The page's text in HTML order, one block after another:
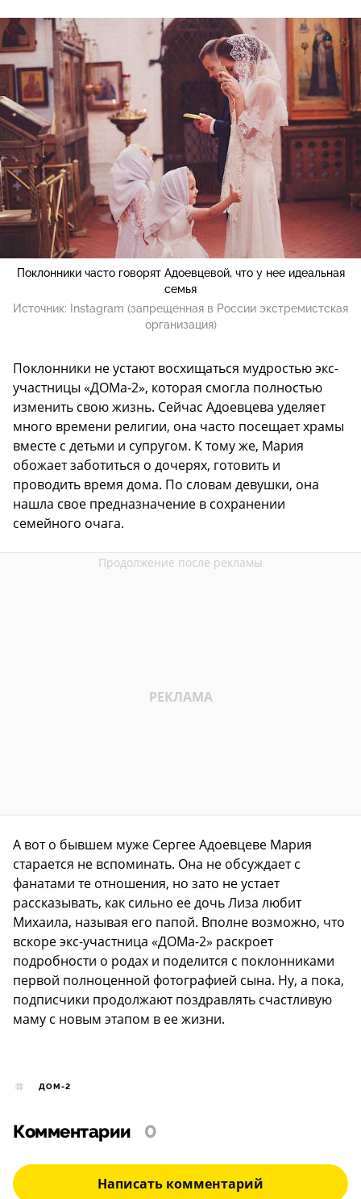
Поклонники часто говорят Адоевцевой, что у нее идеальная
семья
Источник:
Instagram (запрещенная в России экстремистская
организация)
Поклонники не устают восхищаться мудростью экс-
участницы «ДОМа-2», которая смогла полностью
изменить свою жизнь. Сейчас Адоевцева уделяет
много времени религии, она часто посещает храмы
вместе с детьми и супругом. К тому же, Мария
обожает заботиться о дочерях, готовить и
проводить время дома. По словам девушки, она
нашла свое предназначение в сохранении
семейного очага.
А вот о бывшем муже Сергее Адоевцеве Мария
старается не вспоминать. Она не обсуждает с
фанатами те отношения, но зато не устает
рассказывать, как сильно ее дочь Лиза любит
Михаила, называя его папой. Вполне возможно, что
вскоре экс-участница «ДОМа-2» раскроет
подробности о родах и поделится с поклонниками
первой полноценной фотографией сына. Ну, а пока,
подписчики продолжают поздравлять счастливую
маму с новым этапом в ее жизни.
ДОМ-2
Комментарии 0
Написать комментарий